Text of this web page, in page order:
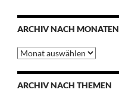
ARCHIV NACH MONATEN
Archiv
nach
Monaten
ARCHIV NACH THEMEN